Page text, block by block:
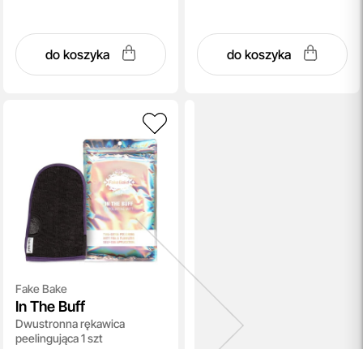
do koszyka do koszyka
Fake Bake
In The Buff
Dwustronna rękawica
peelingująca 1 szt